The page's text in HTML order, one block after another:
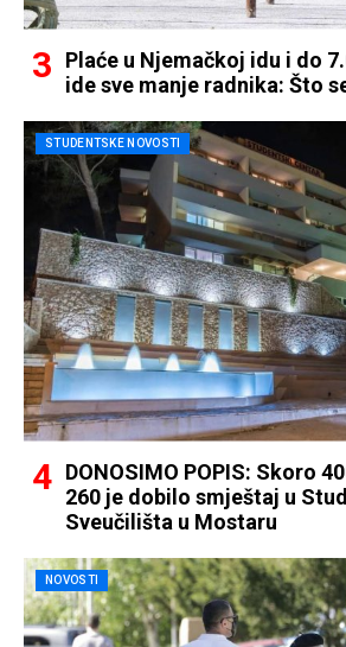
Plaće u Njemačkoj idu i do
ide sve manje radnika: Što
STUDENTSKE NOVOSTI
DONOSIMO POPIS: Skoro
260 je dobilo smještaj u
Sveučilišta u Mostaru
NOVOSTI